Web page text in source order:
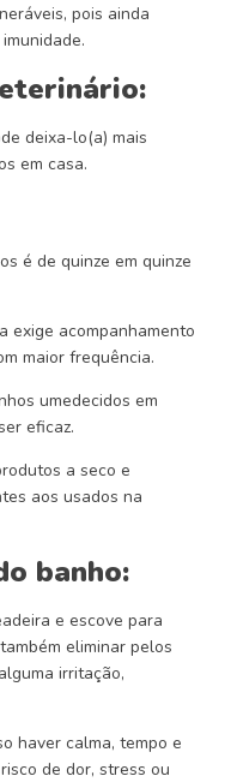
pois ainda
deixa-lo(a) mais
em casa.
é de quinze em quinze
exige acompanhamento
maior frequência.
umedecidos em
eficaz.
a seco e
aos usados na
banho:
e escove para
eliminar pelos
irritação,
haver calma, tempo e
de dor, stress ou